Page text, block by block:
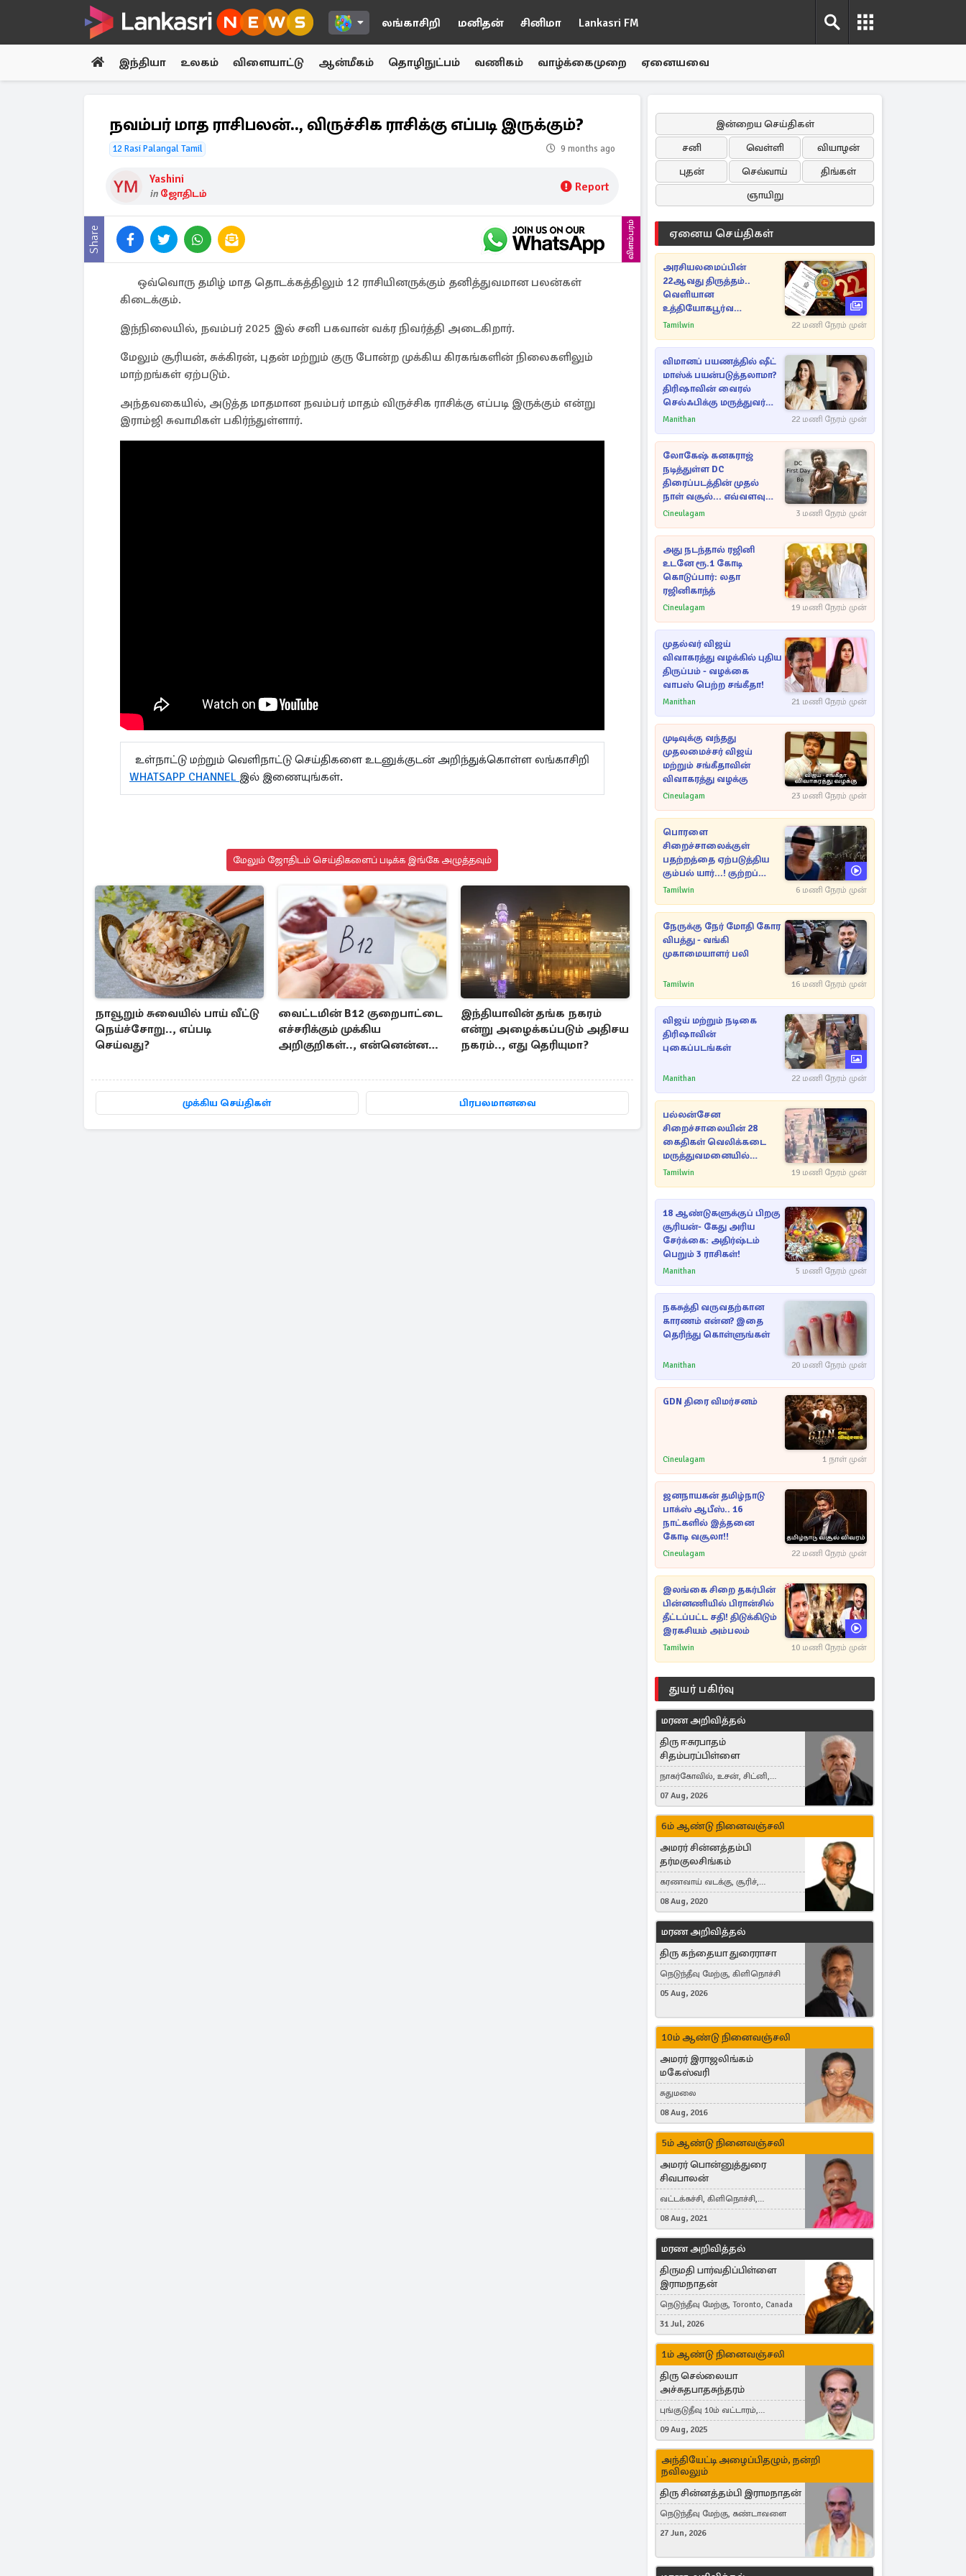
லங்காசிறி மனிதன் சினிமா Lankasri FM
இந்தியா உலகம் விளையாட்டு ஆன்மீகம் தொழிநுட்பம் வணிகம் வாழ்க்கைமுறை ஏனையவை
நவம்பர் மாத ராசிபலன்.., விருச்சிக ராசிக்கு எப்படி இருக்கும்?
12 Rasi Palangal Tamil 9 months ago
Yashini
in ஜோதிடம் Report
Share விளம்பரம்
ஒவ்வொரு தமிழ் மாத தொடக்கத்திலும் 12 ராசியினருக்கும் தனித்துவமான பலன்கள்
கிடைக்கும்.
இந்நிலையில், நவம்பர் 2025 இல் சனி பகவான் வக்ர நிவர்த்தி அடைகிறார்.
மேலும் சூரியன், சுக்கிரன், புதன் மற்றும் குரு போன்ற முக்கிய கிரகங்களின் நிலைகளிலும்
மாற்றங்கள் ஏற்படும்.
அந்தவகையில், அடுத்த மாதமான நவம்பர் மாதம் விருச்சிக ராசிக்கு எப்படி இருக்கும் என்று
இராம்ஜி சுவாமிகள் பகிர்ந்துள்ளார்.
உள்நாட்டு மற்றும் வெளிநாட்டு செய்திகளை உடனுக்குடன் அறிந்துக்கொள்ள லங்காசிறி
WHATSAPP CHANNEL இல் இணையுங்கள்.
மேலும் ஜோதிடம் செய்திகளைப் படிக்க இங்கே அழுத்தவும்
நாவூறும் சுவையில் பாய் வீட்டு
நெய்ச்சோறு.., எப்படி
செய்வது?
வைட்டமின் B12 குறைபாட்டை
எச்சரிக்கும் முக்கிய
அறிகுறிகள்.., என்னென்ன
இந்தியாவின் தங்க நகரம்
என்று அழைக்கப்படும் அதிசய
நகரம்.., எது தெரியுமா?
முக்கிய செய்திகள் பிரபலமானவை
இன்றைய செய்திகள்
சனி
வெள்ளி
வியாழன்
புதன்
செவ்வாய்
திங்கள்
ஞாயிறு
ஏனைய செய்திகள்
அரசியலமைப்பின்
22ஆவது திருத்தம்..
வெளியான
உத்தியோகபூர்வ
அறிவிப்பு!
Tamilwin 22 மணி நேரம் முன்
விமானப் பயணத்தில் ஷீட்
மாஸ்க் பயன்படுத்தலாமா?
திரிஷாவின் வைரல்
செல்ஃபிக்கு மருத்துவர்
விளக்கம்
Manithan 22 மணி நேரம் முன்
லோகேஷ் கனகராஜ்
நடித்துள்ள DC
திரைப்படத்தின் முதல்
நாள் வசூல்... எவ்வளவு
தெரியுமா?
Cineulagam 3 மணி நேரம் முன்
அது நடந்தால் ரஜினி
உடனே ரூ.1 கோடி
கொடுப்பார்: லதா
ரஜினிகாந்த்
Cineulagam 19 மணி நேரம் முன்
முதல்வர் விஜய்
விவாகரத்து வழக்கில் புதிய
திருப்பம் - வழக்கை
வாபஸ் பெற்ற சங்கீதா!
Manithan 21 மணி நேரம் முன்
முடிவுக்கு வந்தது
முதலமைச்சர் விஜய்
மற்றும் சங்கீதாவின்
விவாகரத்து வழக்கு
Cineulagam 23 மணி நேரம் முன்
பொரளை
சிறைச்சாலைக்குள்
பதற்றத்தை ஏற்படுத்திய
கும்பல் யார்...! குற்றப்
பின்னணி தொடர்பில்
Tamilwin 6 மணி நேரம் முன்
நேருக்கு நேர் மோதி கோர
விபத்து - வங்கி
முகாமையாளர் பலி
Tamilwin 16 மணி நேரம் முன்
விஜய் மற்றும் நடிகை
திரிஷாவின்
புகைப்படங்கள்
Manithan 22 மணி நேரம் முன்
பல்லன்சேன
சிறைச்சாலையின் 28
கைதிகள் வெலிக்கடை
மருத்துவமனையில்
அனுமதி
Tamilwin 19 மணி நேரம் முன்
18 ஆண்டுகளுக்குப் பிறகு
சூரியன்- கேது அரிய
சேர்க்கை: அதிர்ஷ்டம்
பெறும் 3 ராசிகள்!
Manithan 5 மணி நேரம் முன்
நகசுத்தி வருவதற்கான
காரணம் என்ன? இதை
தெரிந்து கொள்ளுங்கள்
Manithan 20 மணி நேரம் முன்
GDN திரை விமர்சனம்
Cineulagam 1 நாள் முன்
ஜனநாயகன் தமிழ்நாடு
பாக்ஸ் ஆபீஸ்.. 16
நாட்களில் இத்தனை
கோடி வசூலா!!
Cineulagam 22 மணி நேரம் முன்
இலங்கை சிறை தகர்பின்
பின்னணியில் பிரான்சில்
தீட்டப்பட்ட சதி! திடுக்கிடும்
இரகசியம் அம்பலம்
Tamilwin 10 மணி நேரம் முன்
துயர் பகிர்வு
மரண அறிவித்தல்
திரு ஈசுரபாதம்
சிதம்பரப்பிள்ளை
நாகர்கோவில், உசன், சிட்னி,
Australia
07 Aug, 2026
6ம் ஆண்டு நினைவஞ்சலி
அமரர் சின்னத்தம்பி
தர்மகுலசிங்கம்
கரணவாய் வடக்கு, சூரிச்,
Switzerland
08 Aug, 2020
மரண அறிவித்தல்
திரு கந்தையா துரைராசா
நெடுந்தீவு மேற்கு, கிளிநொச்சி
05 Aug, 2026
10ம் ஆண்டு நினைவஞ்சலி
அமரர் இராஜலிங்கம்
மகேஸ்வரி
சுதுமலை
08 Aug, 2016
5ம் ஆண்டு நினைவஞ்சலி
அமரர் பொன்னுத்துரை
சிவபாலன்
வட்டக்கச்சி, கிளிநொச்சி,
வட்டக்கச்சி இராமநாதபுரம்
08 Aug, 2021
மரண அறிவித்தல்
திருமதி பார்வதிப்பிள்ளை
இராமநாதன்
நெடுந்தீவு மேற்கு, Toronto, Canada
31 Jul, 2026
1ம் ஆண்டு நினைவஞ்சலி
திரு செல்லையா
அச்சுதபாதசுந்தரம்
புங்குடுதீவு 10ம் வட்டாரம்,
கொள்ளுப்பிட்டி
09 Aug, 2025
அந்தியேட்டி அழைப்பிதழும், நன்றி
நவிலலும்
திரு சின்னத்தம்பி இராமநாதன்
நெடுந்தீவு மேற்கு, கண்டாவளை
27 Jun, 2026